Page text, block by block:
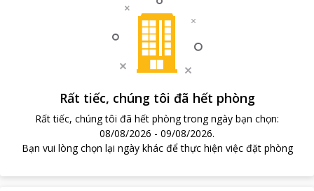
Rất tiếc, chúng tôi đã hết phòng
Rất tiếc, chúng tôi đã hết phòng trong ngày bạn chọn:
08/08/2026 - 09/08/2026.
Bạn vui lòng chọn lại ngày khác để thực hiện việc đặt phòng